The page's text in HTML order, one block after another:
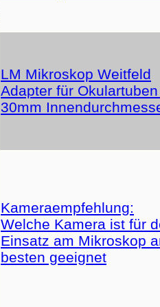
LM Mikroskop Weitfeld
Adapter für
30mm
Kameraempfehlung:
Welche Kamera ist für
Einsatz am Mikroskop
besten geeignet